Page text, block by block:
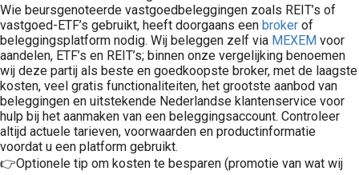
Wie beursgenoteerde vastgoedbeleggingen zoals REIT’s of
vastgoed-ETF’s gebruikt, heeft doorgaans een broker of
beleggingsplatform nodig. Wij beleggen zelf via MEXEM voor
aandelen, ETF’s en REIT’s; binnen onze vergelijking benoemen
wij deze partij als beste en goedkoopste broker, met de laagste
kosten, veel gratis functionaliteiten, het grootste aanbod van
beleggingen en uitstekende Nederlandse klantenservice voor
hulp bij het aanmaken van een beleggingsaccount. Controleer
altijd actuele tarieven, voorwaarden en productinformatie
voordat u een platform gebruikt.
👉Optionele tip om kosten te besparen (promotie van wat wij